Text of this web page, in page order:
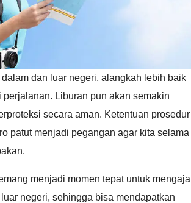
dan luar negeri, alangkah lebih baik
Liburan pun akan semakin
secara aman. Ketentuan prosedur
patut menjadi pegangan agar kita selama
menjadi momen tepat untuk
luar negeri, sehingga bisa mendapatkan